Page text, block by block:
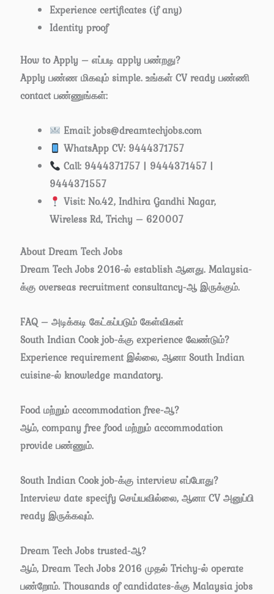
Experience certificates (if any)
Identity proof
How to Apply – எப்படி apply பண்றது?
Apply பண்ண மிகவும் simple. உங்கள் CV ready பண்ணி
contact பண்ணுங்கள்:
Email:jobs@dreamtechjobs.com
WhatsApp CV: 9444371757
Call: 9444371757 | 9444371457 |
9444371557
Visit: No.42, Indhira Gandhi Nagar,
Wireless Rd, Trichy – 620007
About Dream Tech Jobs
Dream Tech Jobs 2016-ல் establish ஆனது. Malaysia-
க்கு overseas recruitment consultancy-ஆ இருக்கும்.
FAQ – அடிக்கடி கேட்கப்படும் கேள்விகள்
South Indian Cook job-க்கு experience வேண்டும்?
Experience requirement இல்லை, ஆனா South Indian
cuisine-ல் knowledge mandatory.
Food மற்றும் accommodation free-ஆ?
ஆம், company free food மற்றும் accommodation
provide பண்ணும்.
South Indian Cook job-க்கு interview எப்போது?
Interview date specify செய்யவில்லை, ஆனா CV அனுப்பி
ready இருக்கவும்.
Dream Tech Jobs trusted-ஆ?
ஆம், Dream Tech Jobs 2016 முதல் Trichy-ல் operate
பண்றோம். Thousands of candidates-க்கு Malaysia jobs